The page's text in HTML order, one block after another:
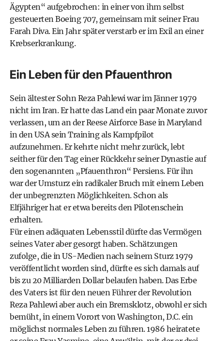
Ägypten“ aufgebrochen: in einer von ihm selbst
gesteuerten Boeing 707, gemeinsam mit seiner Frau
Farah Diva. Ein Jahr später verstarb er im Exil an einer
Krebserkrankung.
Ein Leben für den Pfauenthron
Sein ältester Sohn Reza Pahlewi war im Jänner 1979
nicht im Iran. Er hatte das Land ein paar Monate zuvor
verlassen, um an der Reese Airforce Base in Maryland
in den USA sein Training als Kampfpilot
aufzunehmen. Er kehrte nicht mehr zurück, lebt
seither für den Tag einer Rückkehr seiner Dynastie auf
den sogenannten „Pfauenthron“ Persiens. Für ihn
war der Umsturz ein radikaler Bruch mit einem Leben
der unbegrenzten Möglichkeiten. Schon als
Elfjähriger hat er etwa bereits den Pilotenschein
erhalten.
Für einen adäquaten Lebensstil dürfte das Vermögen
seines Vater aber gesorgt haben. Schätzungen
zufolge, die in US-Medien nach seinem Sturz 1979
veröffentlicht worden sind, dürfte es sich damals auf
bis zu 20 Milliarden Dollar belaufen haben. Das Erbe
des Vaters ist für den neuen Führer der Revolution
Reza Pahlewi aber auch ein Bremsklotz, obwohl er sich
bemüht, in einem Vorort von Washington, D.C. ein
möglichst normales Leben zu führen. 1986 heiratete